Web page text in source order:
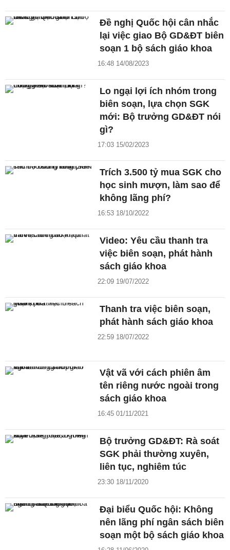
Đề nghị Quốc hội cân nhắc
lại việc giao Bộ GD&ĐT biên
soạn 1 bộ sách giáo khoa
16:48 14/08/2023
Lo ngại lợi ích nhóm trong
biên soạn, lựa chọn SGK
mới: Bộ trưởng GD&ĐT nói
gì?
17:03 15/02/2023
Trích 3.500 tỷ mua SGK cho
học sinh mượn, làm sao để
không lãng phí?
16:53 18/10/2022
Video: Yêu cầu thanh tra
việc biên soạn, phát hành
sách giáo khoa
22:09 19/07/2022
Thanh tra việc biên soạn,
phát hành sách giáo khoa
22:59 18/07/2022
Vật vã với cách phiên âm
tên riêng nước ngoài trong
sách giáo khoa
16:45 01/11/2021
Bộ trưởng GD&ĐT: Rà soát
SGK phải thường xuyên,
liên tục, nghiêm túc
23:30 18/11/2020
Đại biểu Quốc hội: Không
nên lãng phí ngân sách biên
soạn một bộ sách giáo khoa